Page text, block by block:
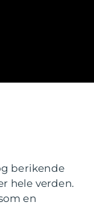
berikende
hele verden.
en